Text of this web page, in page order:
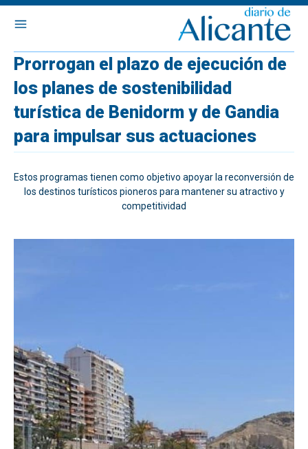
Prorrogan el plazo de ejecución de
los planes de sostenibilidad
turística de Benidorm y de Gandia
para impulsar sus actuaciones
Estos programas tienen como objetivo apoyar la reconversión de
los destinos turísticos pioneros para mantener su atractivo y
competitividad